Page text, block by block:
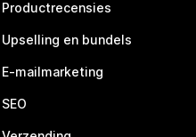
Productrecensies
Upselling en bundels
E-mailmarketing
SEO